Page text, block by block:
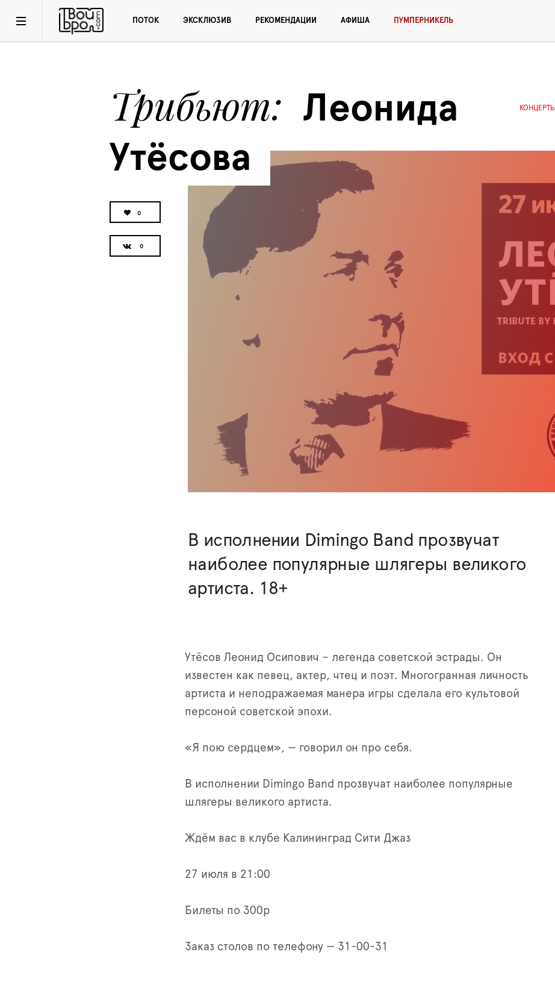
ПОТОК ЭКСКЛЮЗИВ РЕКОМЕНДАЦИИ АФИША ПУМПЕРНИКЕЛЬ
Трибьют
Леонида
Утёсова
0
КОНЦЕРТЫ
В исполнении Dimingo Band прозвучат
наиболее популярные шлягеры великого
артиста. 18+
Утёсов Леонид Осипович – легенда советской эстрады. Он
известен как певец, актер, чтец и поэт. Многогранная личность
артиста и неподражаемая манера игры сделала его культовой
персоной советской эпохи.
«Я пою сердцем», — говорил он про себя.
В исполнении Dimingo Band прозвучат наиболее популярные
шлягеры великого артиста.
Ждём вас в клубе Калининград Сити Джаз
27 июля в 21:00
Билеты по 300р
Заказ столов по телефону — 31-00-31